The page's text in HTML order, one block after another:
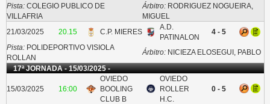
Pista:COLEGIO PUBLICO DE
VILLAFRIA
Árbitro:RODRIGUEZ NOGUEIRA,
MIGUEL
21/03/2025
20.15 C.P. MIERES
A.D.
PATINALON
4 - 5
Pista:POLIDEPORTIVO VISIOLA
ROLLAN
Árbitro:NICIEZA ELOSEGUI, PABLO
17ª JORNADA - 15/03/2025 -
15/03/2025 16:00
OVIEDO
BOOLING
CLUB B
OVIEDO
ROLLER
H.C.
0 - 5